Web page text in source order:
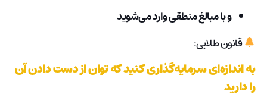
و با مبالغ منطقی وارد می‌شوید
قانون طلایی:
به اندازه‌ای سرمایه‌گذاری کنید که توان از دست دادن آن
را دارید